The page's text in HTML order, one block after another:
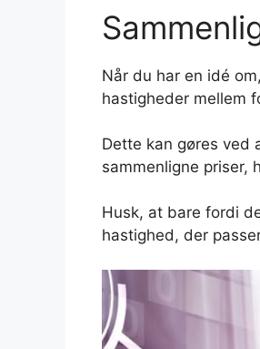
Når du har en idé
hastigheder mellem
Dette kan gøres ved
sammenligne priser,
Husk, at bare fordi
hastighed, der